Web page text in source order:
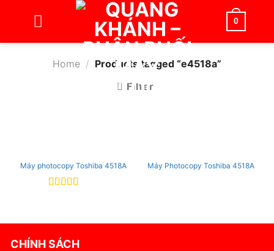
0
Home / Products tagged “e4518a”
Filter
Máy photocopy Toshiba 4518A Máy Photocopy Toshiba 4518A
CHÍNH SÁCH